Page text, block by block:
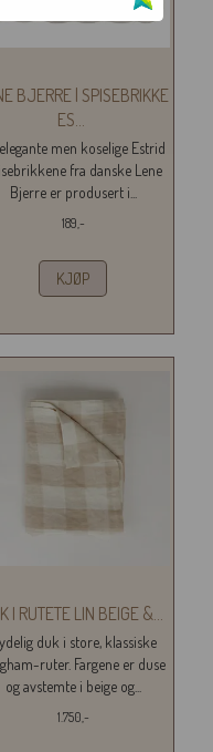
BJERRE | SPISEBRIKKE
ES...
men koselige Estrid
fra danske Lene
Bjerre er produsert i...
189,-
KJØP
I RUTETE LIN BEIGE &...
duk i store, klassiske
ruter. Fargene er duse
og avstemte i beige og...
1.750,-